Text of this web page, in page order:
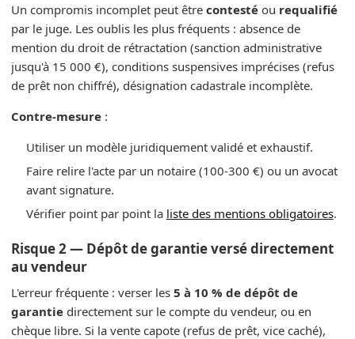
Un compromis incomplet peut être contesté ou requalifié
par le juge. Les oublis les plus fréquents : absence de
mention du droit de rétractation (sanction administrative
jusqu'à 15 000 €), conditions suspensives imprécises (refus
de prêt non chiffré), désignation cadastrale incomplète.
Contre-mesure :
Utiliser un modèle juridiquement validé et exhaustif.
Faire relire l'acte par un notaire (100-300 €) ou un avocat
avant signature.
Vérifier point par point la liste des mentions obligatoires.
Risque 2 — Dépôt de garantie versé directement
au vendeur
L'erreur fréquente : verser les 5 à 10 % de dépôt de
garantie directement sur le compte du vendeur, ou en
chèque libre. Si la vente capote (refus de prêt, vice caché),